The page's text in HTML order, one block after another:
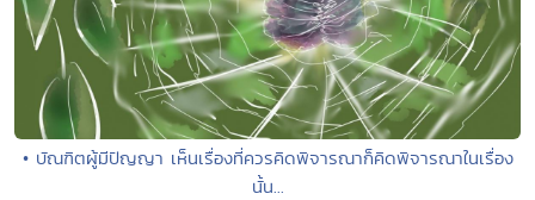
• บัณฑิตผู้มีปัญญา เห็นเรื่องที่ควรคิดพิจารณาก็คิดพิจารณาในเรื่อง
นั้น...